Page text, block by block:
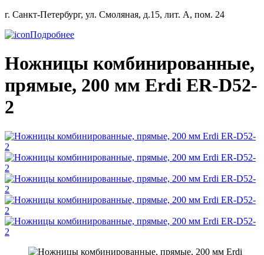
г. Санкт-Петербург, ул. Смоляная, д.15, лит. А, пом. 24
Подробнее
Ножницы комбинированные,
прямые, 200 мм Erdi ER-D52-
2